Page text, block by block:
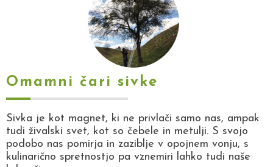
Omamni čari sivke
Sivka je kot magnet, ki ne privlači samo nas, ampak
tudi živalski svet, kot so čebele in metulji. S svojo
podobo nas pomirja in zaziblje v opojnem vonju, s
kulinarično spretnostjo pa vznemiri lahko tudi naše